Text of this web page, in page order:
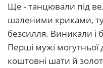
Ще - танцювали під
шаленими криками,
безсилля. Виникали і
Перші мужі могутньої
коштовні шати й